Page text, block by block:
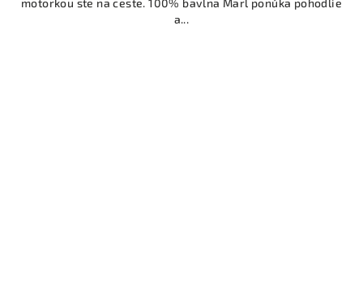
motorkou ste na ceste. 100% bavlna Marl ponúka pohodlie
a...